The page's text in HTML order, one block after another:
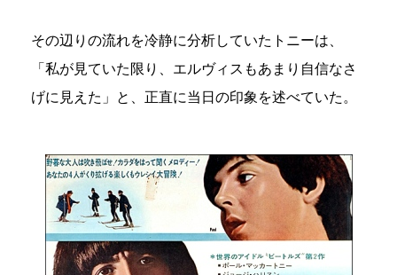
その辺りの流れを冷静に分析していたトニーは、
「私が見ていた限り、エルヴィスもあまり自信なさ
げに見えた」と、正直に当日の印象を述べていた。